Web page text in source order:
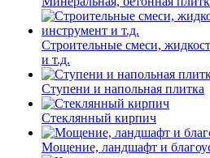
Строительные смеси,
и т.д.
Ступени и напольная плитка
Cтеклянный кирпич
Мощение, ландшафт и